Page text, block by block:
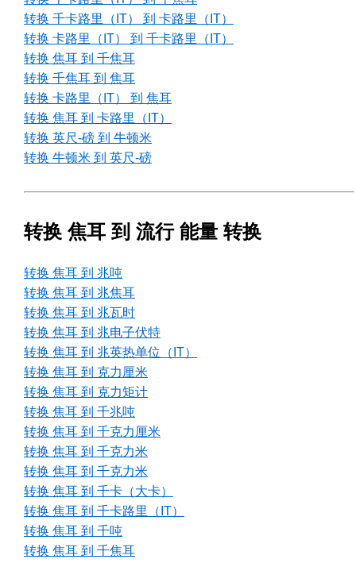
转换 千卡路里（IT） 到 卡路里（IT）
转换 卡路里（IT） 到 千卡路里（IT）
转换 焦耳 到 千焦耳
转换 千焦耳 到 焦耳
转换 卡路里（IT） 到 焦耳
转换 焦耳 到 卡路里（IT）
转换 英尺-磅 到 牛顿米
转换 牛顿米 到 英尺-磅
转换 焦耳 到 流行 能量 转换
转换 焦耳 到 兆吨
转换 焦耳 到 兆焦耳
转换 焦耳 到 兆瓦时
转换 焦耳 到 兆电子伏特
转换 焦耳 到 兆英热单位（IT）
转换 焦耳 到 克力厘米
转换 焦耳 到 克力矩计
转换 焦耳 到 千兆吨
转换 焦耳 到 千克力厘米
转换 焦耳 到 千克力米
转换 焦耳 到 千克力米
转换 焦耳 到 千卡（大卡）
转换 焦耳 到 千卡路里（IT）
转换 焦耳 到 千吨
转换 焦耳 到 千焦耳